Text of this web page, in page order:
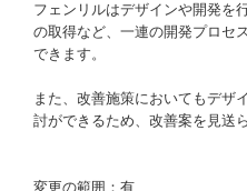
フェンリルはデザインや開発を
の取得など、一連の開発プロセ
できます。
また、改善施策においてもデザ
討ができるため、改善案を見送
変更の範囲：有